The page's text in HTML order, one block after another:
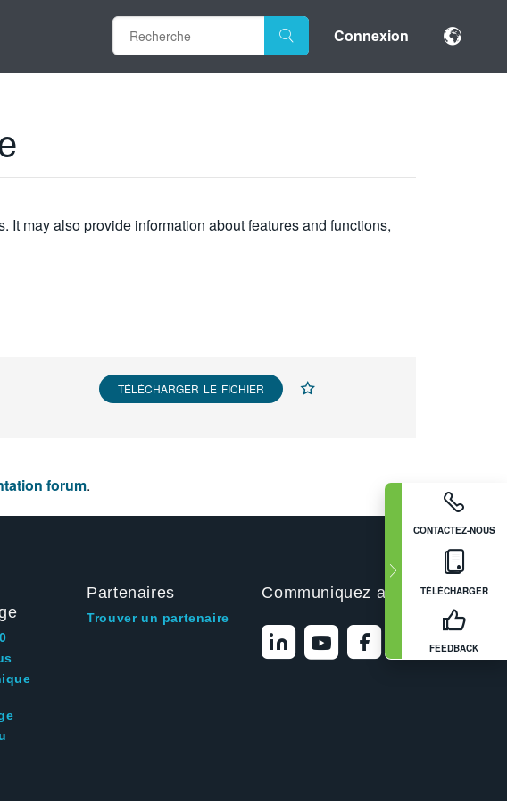
Connexion
CONTACTEZ-NOUS
TÉLÉCHARGER
FEEDBACK
may also provide information about features and functions,
TÉLÉCHARGER LE FICHIER
forum.
Partenaires
Trouver un partenaire
Communiquez avec nous